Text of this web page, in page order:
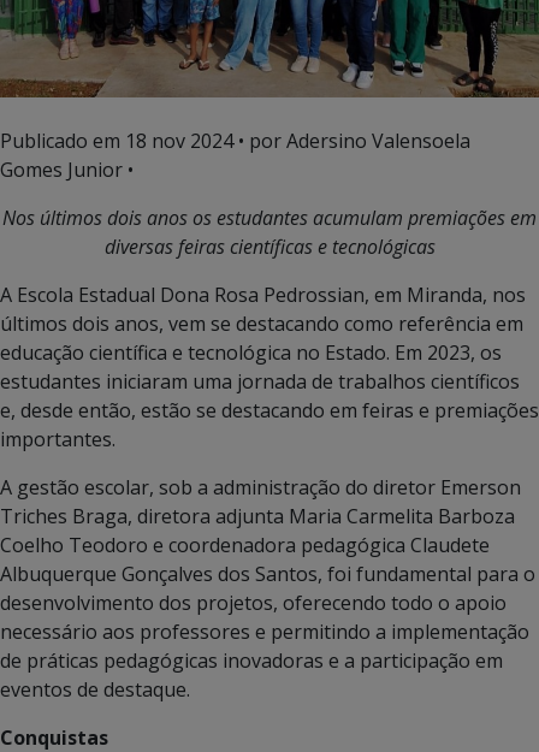
Publicado em 18 nov 2024• por Adersino Valensoela
Gomes Junior •
Nos últimos dois anos os estudantes acumulam premiações em
diversas feiras científicas e tecnológicas
A Escola Estadual Dona Rosa Pedrossian, em Miranda, nos
últimos dois anos, vem se destacando como referência em
educação científica e tecnológica no Estado. Em 2023, os
estudantes iniciaram uma jornada de trabalhos científicos
e, desde então, estão se destacando em feiras e premiações
importantes.
A gestão escolar, sob a administração do diretor Emerson
Triches Braga, diretora adjunta Maria Carmelita Barboza
Coelho Teodoro e coordenadora pedagógica Claudete
Albuquerque Gonçalves dos Santos, foi fundamental para o
desenvolvimento dos projetos, oferecendo todo o apoio
necessário aos professores e permitindo a implementação
de práticas pedagógicas inovadoras e a participação em
eventos de destaque.
Conquistas